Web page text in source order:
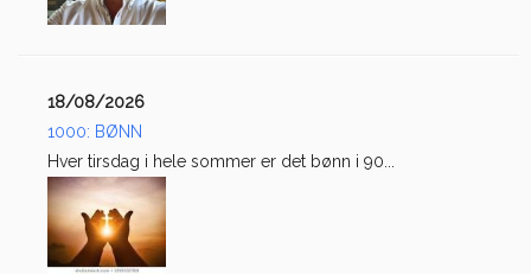
18/08/2026
1000: BØNN
Hver tirsdag i hele sommer er det bønn i 90...